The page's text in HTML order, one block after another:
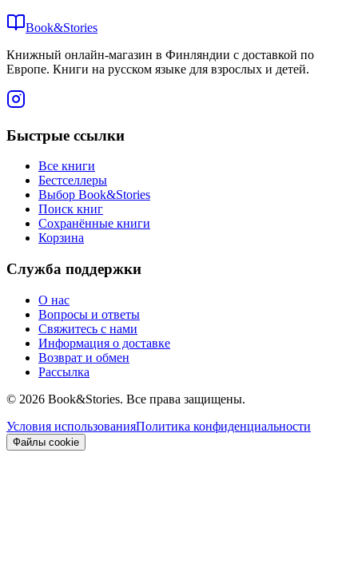
Book&Stories
Книжный онлайн-магазин в Финляндии с доставкой по
Европе. Книги на русском языке для взрослых и детей.
Быстрые ссылки
Все книги
Бестселлеры
Выбор Book&Stories
Поиск книг
Сохранённые книги
Корзина
Служба поддержки
О нас
Вопросы и ответы
Свяжитесь с нами
Информация о доставке
Возврат и обмен
Рассылка
© 2026 Book&Stories. Все права защищены.
Условия использованияПолитика конфиденциальности
Файлы cookie